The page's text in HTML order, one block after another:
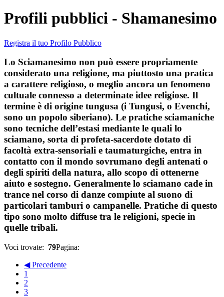
Profili pubblici - Shamanesimo
Registra il tuo Profilo Pubblico
Lo Sciamanesimo non può essere propriamente
considerato una religione, ma piuttosto una pratica
a carattere religioso, o meglio ancora un fenomeno
cultuale connesso a determinate idee religiose. Il
termine è di origine tungusa (i Tungusi, o Evenchi,
sono un popolo siberiano). Le pratiche sciamaniche
sono tecniche dell’estasi mediante le quali lo
sciamano, sorta di profeta-sacerdote dotato di
facoltà extra-sensoriali e taumaturgiche, entra in
contatto con il mondo sovrumano degli antenati o
degli spiriti della natura, allo scopo di ottenerne
aiuto e sostegno. Generalmente lo sciamano cade in
trance nel corso di danze compiute al suono di
particolari tamburi o campanelle. Pratiche di questo
tipo sono molto diffuse tra le religioni, specie in
quelle tribali.
Voci trovate: 79Pagina:
◀ Precedente
1
2
3